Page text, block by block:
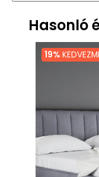
Hasonló
19%